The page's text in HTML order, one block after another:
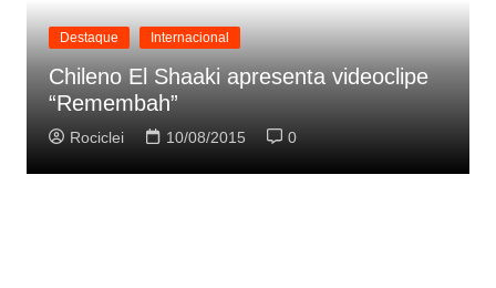
Destaque Internacional
Chileno El Shaaki apresenta videoclipe
“Remembah”
Rociclei 10/08/2015 0